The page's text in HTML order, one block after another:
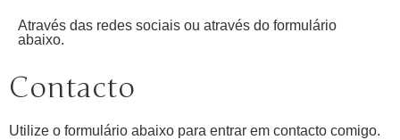
Através das redes sociais ou através do formulário
abaixo.
Contacto
Utilize o formulário abaixo para entrar em contacto comigo.